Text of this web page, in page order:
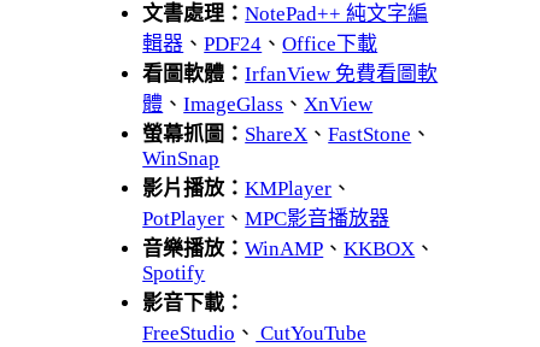
文書處理：NotePad++ 純文字編
輯器 、PDF24 、Office下載
看圖軟體：IrfanView 免費看圖軟
體 、ImageGlass 、 XnView
螢幕抓圖： ShareX 、FastStone 、
WinSnap
影片播放：KMPlayer 、
PotPlayer 、MPC影音播放器
音樂播放：WinAMP 、KKBOX 、
Spotify
影音下載：
FreeStudio 、 CutYouTube